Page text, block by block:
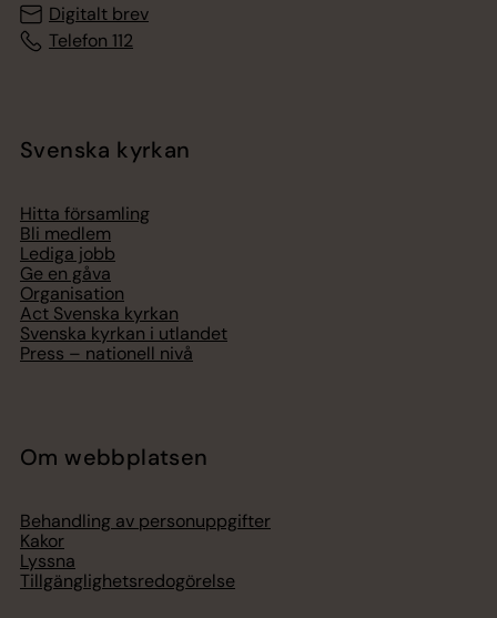
Digitalt brev
Telefon 112
Svenska kyrkan
Hitta församling
Bli medlem
Lediga jobb
Ge en gåva
Organisation
Act Svenska kyrkan
Svenska kyrkan i utlandet
Press – nationell nivå
Om webbplatsen
Behandling av personuppgifter
Kakor
Lyssna
Tillgänglighetsredogörelse